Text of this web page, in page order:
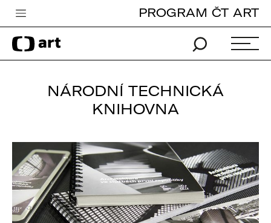
Česká televize
Zpravodajství
Pro děti
edu
Vše o ČT
PROGRAM ČT ART
NÁRODNÍ TECHNICKÁ
KNIHOVNA